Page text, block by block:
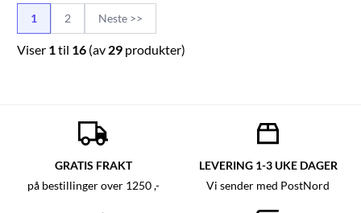
1 2 Neste >>
Viser 1til 16 (av 29 produkter)
GRATIS FRAKT
på bestillinger over 1250 ,-
LEVERING 1-3 UKE DAGER
Vi sender med PostNord